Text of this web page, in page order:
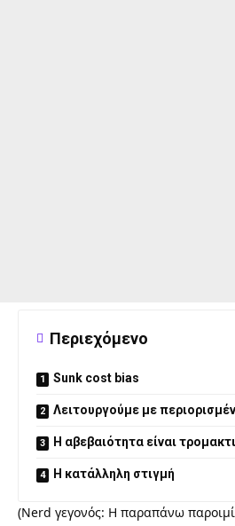
Περιεχόμενο
Sunk cost bias
Λειτουργούμε με
Η αβεβαιότητα είναι
Η κατάλληλη στιγμή
(Nerd γεγονός: Η παραπάνω